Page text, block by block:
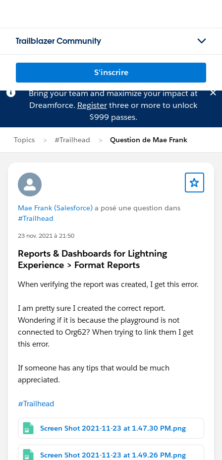
Trailblazer Community
S'inscrire
Bring your team and maximize your impact at
Dreamforce. Registerthree or more to unlock
$999 passes.
Topics #Trailhead Question de Mae Frank
Mae Frank (Salesforce) a posé une question dans
#Trailhead
23 nov. 2021 à 21:50
Reports & Dashboards for Lightning
Experience > Format Reports
When verifying the report was created, I get this error.
I am pretty sure I created the correct report.
Wondering if it is because the playground is not
connected to Org62? When trying to link them I get
this error.
If someone has any tips that would be much
appreciated.
#Trailhead
Screen Shot 2021-11-23 at 1.47.30 PM.png
Screen Shot 2021-11-23 at 1.49.26 PM.png